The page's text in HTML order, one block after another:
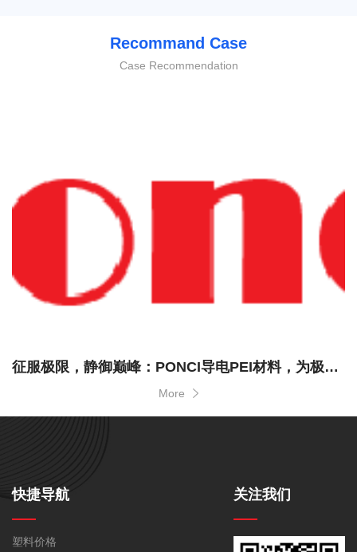
Recommand Case
Case Recommendation
征服极限，静御巅峰：PONCI导电PEI材料，为极端工况提供双重保障解决方案
More
快捷导航
塑料价格
关注我们